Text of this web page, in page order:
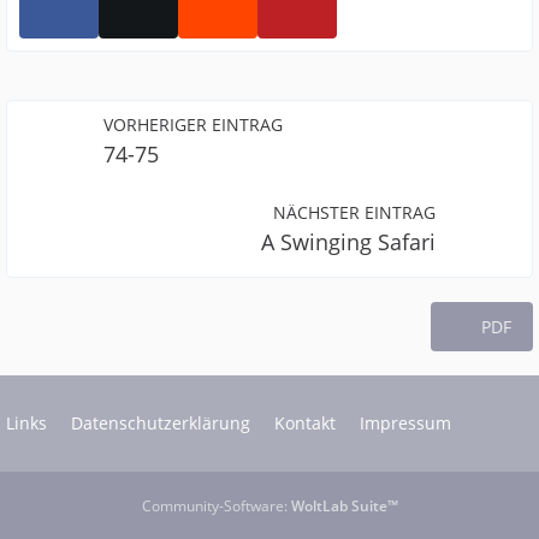
VORHERIGER EINTRAG
74-75
NÄCHSTER EINTRAG
A Swinging Safari
PDF
Links Datenschutzerklärung Kontakt Impressum
Community-Software: WoltLab Suite™